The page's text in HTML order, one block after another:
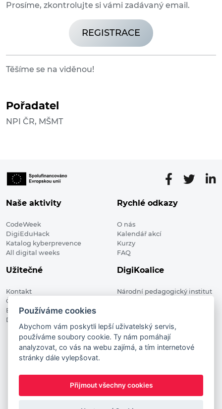
Prosíme, zkontrolujte si vámi zadávaný email.
REGISTRACE
Těšíme se na viděnou!
Pořadatel
NPI ČR, MŠMT
Naše aktivity
CodeWeek
DigiEduHack
Katalog kyberprevence
All digital weeks
Rychlé odkazy
O nás
Kalendář akcí
Kurzy
FAQ
Užitečné
Kontakt
Členské organizace
Blog
Digitalizace ve vzdělávání
DigiKoalice
Národní pedagogický institut
DigiKoalice 2021. All rights reserved
Vstup do administrace
This project has received funding from the European
Commission Innovation and Networks Executive Agency (now
Používáme cookies
Abychom vám poskytli lepší uživatelský servis,
používáme soubory cookie. Ty nám pomáhají
analyzovat, co vás na webu zajímá, a tím internetové
stránky dále vylepšovat.
Přijmout všechny cookies